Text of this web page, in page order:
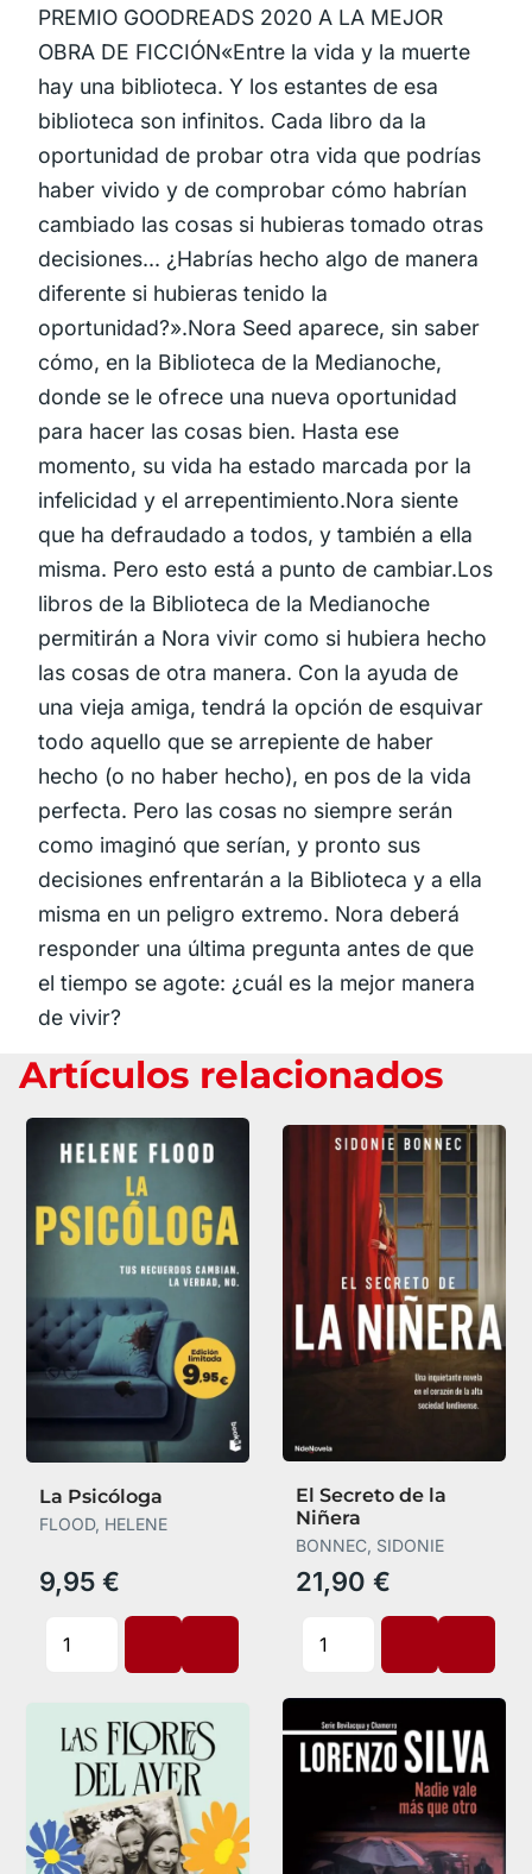
PREMIO GOODREADS 2020 A LA MEJOR
OBRA DE FICCIÓN«Entre la vida y la muerte
hay una biblioteca. Y los estantes de esa
biblioteca son infinitos. Cada libro da la
oportunidad de probar otra vida que podrías
haber vivido y de comprobar cómo habrían
cambiado las cosas si hubieras tomado otras
decisiones... ¿Habrías hecho algo de manera
diferente si hubieras tenido la
oportunidad?».Nora Seed aparece, sin saber
cómo, en la Biblioteca de la Medianoche,
donde se le ofrece una nueva oportunidad
para hacer las cosas bien. Hasta ese
momento, su vida ha estado marcada por la
infelicidad y el arrepentimiento.Nora siente
que ha defraudado a todos, y también a ella
misma. Pero esto está a punto de cambiar.Los
libros de la Biblioteca de la Medianoche
permitirán a Nora vivir como si hubiera hecho
las cosas de otra manera. Con la ayuda de
una vieja amiga, tendrá la opción de esquivar
todo aquello que se arrepiente de haber
hecho (o no haber hecho), en pos de la vida
perfecta. Pero las cosas no siempre serán
como imaginó que serían, y pronto sus
decisiones enfrentarán a la Biblioteca y a ella
misma en un peligro extremo. Nora deberá
responder una última pregunta antes de que
el tiempo se agote: ¿cuál es la mejor manera
de vivir?
Artículos relacionados
La Psicóloga
FLOOD, HELENE
9,95 €
El Secreto de la
Niñera
BONNEC, SIDONIE
21,90 €